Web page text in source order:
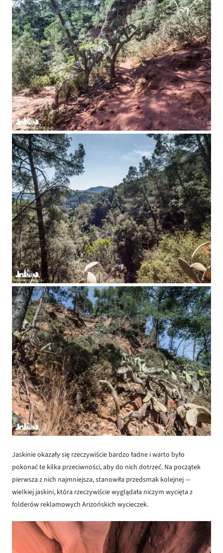
Jaskinie okazały się rzeczywiście bardzo ładne i warto było
pokonać te kilka przeciwności, aby do nich dotrzeć. Na początek
pierwsza z nich najmniejsza, stanowiła przedsmak kolejnej —
wielkiej jaskini, która rzeczywiście wyglądała niczym wycięta z
folderów reklamowych Arizońskich wycieczek.